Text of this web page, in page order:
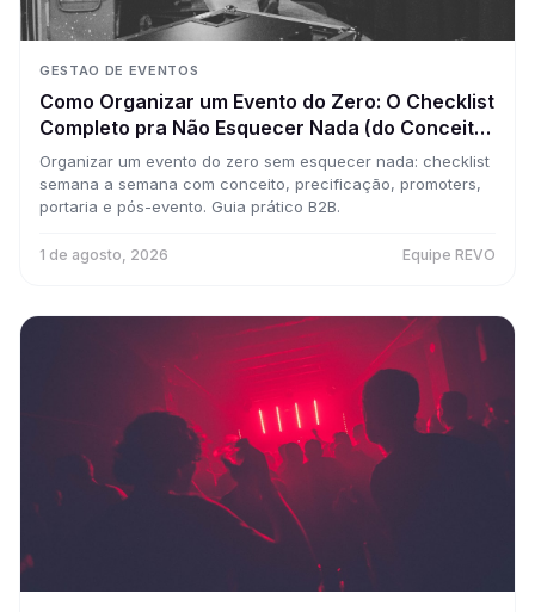
GESTAO DE EVENTOS
Como Organizar um Evento do Zero: O Checklist
Completo pra Não Esquecer Nada (do Conceito
à Portaria)
Organizar um evento do zero sem esquecer nada: checklist
semana a semana com conceito, precificação, promoters,
portaria e pós-evento. Guia prático B2B.
1 de agosto, 2026 Equipe REVO